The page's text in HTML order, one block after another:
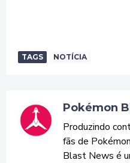
TAGS NOTÍCIA
Pokémon
Produzindo
fãs de
Blast News é